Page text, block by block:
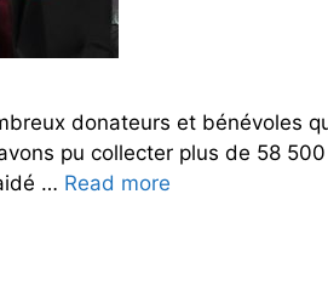
donateurs et bénévoles
pu collecter plus de 58
… Read more